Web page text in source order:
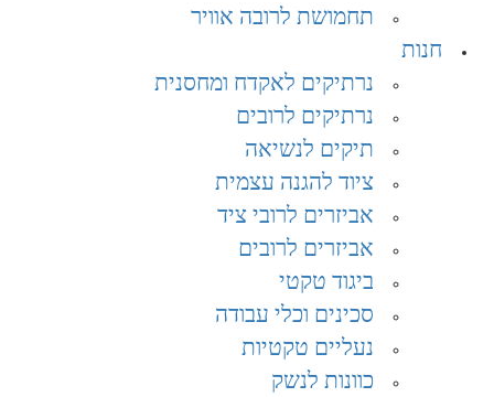
תחמושת לרובה אוויר
חנות
נרתיקים לאקדח ומחסנית
נרתיקים לרובים
תיקים לנשיאה
ציוד להגנה עצמית
אביזרים לרובי ציד
אביזרים לרובים
ביגוד טקטי
סכינים וכלי עבודה
נעליים טקטיות
כוונות לנשק